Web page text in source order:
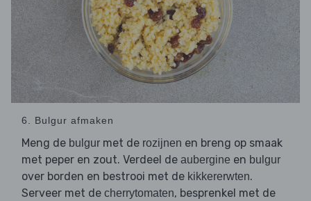
6. Bulgur afmaken
Meng de bulgur met de rozijnen en breng op smaak
met peper en zout. Verdeel de aubergine en bulgur
over borden en bestrooi met de kikkererwten.
Serveer met de cherrytomaten, besprenkel met de